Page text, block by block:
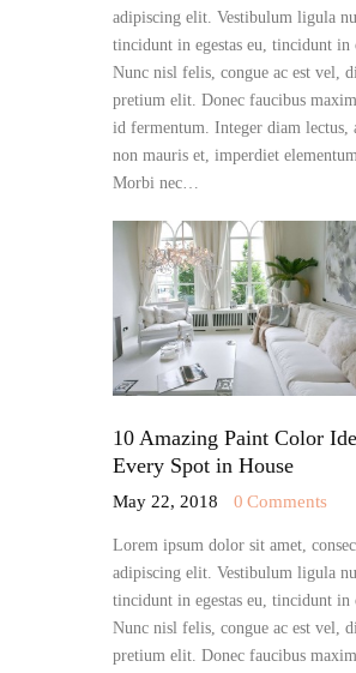
adipiscing elit. Vestibulum ligula
tincidunt in egestas eu, tincidunt in
Nunc nisl felis, congue ac est vel,
pretium elit. Donec faucibus
id fermentum. Integer diam lectus,
non mauris et, imperdiet
Morbi nec…
10 Amazing Paint Color
Every Spot in House
May 22, 2018 0 Comments
Lorem ipsum dolor sit amet,
adipiscing elit. Vestibulum ligula
tincidunt in egestas eu, tincidunt in
Nunc nisl felis, congue ac est vel,
pretium elit. Donec faucibus